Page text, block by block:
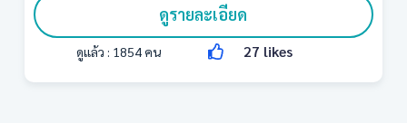
ดูรายละเอียด
ดูแล้ว : 1854คน 27 likes